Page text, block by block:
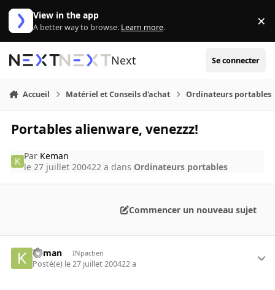
Aller au contenu
View in the app
A better way to browse. Learn more. ×
Next Se connecter
Accueil Matériel et Conseils d'achat Ordinateurs portables
Portables alienware, venezzz!
Par Keman
le 27 juillet 200422 a dans Ordinateurs portables
Commencer un nouveau sujet
Keman INpactien
Posté(e) le 27 juillet 200422 a